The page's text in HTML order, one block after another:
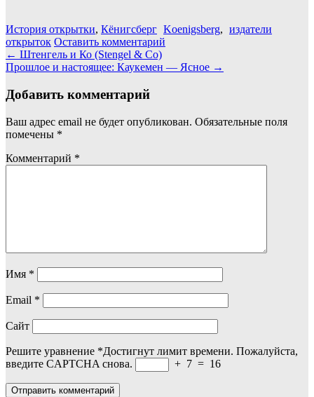
История открытки, Кёнигсберг Koenigsberg, издатели
открыток Оставить комментарий
Навигация
по
записям
← Штенгель и Ко (Stengel & Co)
Прошлое и настоящее: Каукемен — Ясное →
Добавить комментарий
Ваш адрес email не будет опубликован. Обязательные поля
помечены *
Комментарий *
Имя *
Email *
Сайт
Решите уравнение *Достигнут лимит времени. Пожалуйста,
введите CAPTCHA снова.
+ 7 = 16